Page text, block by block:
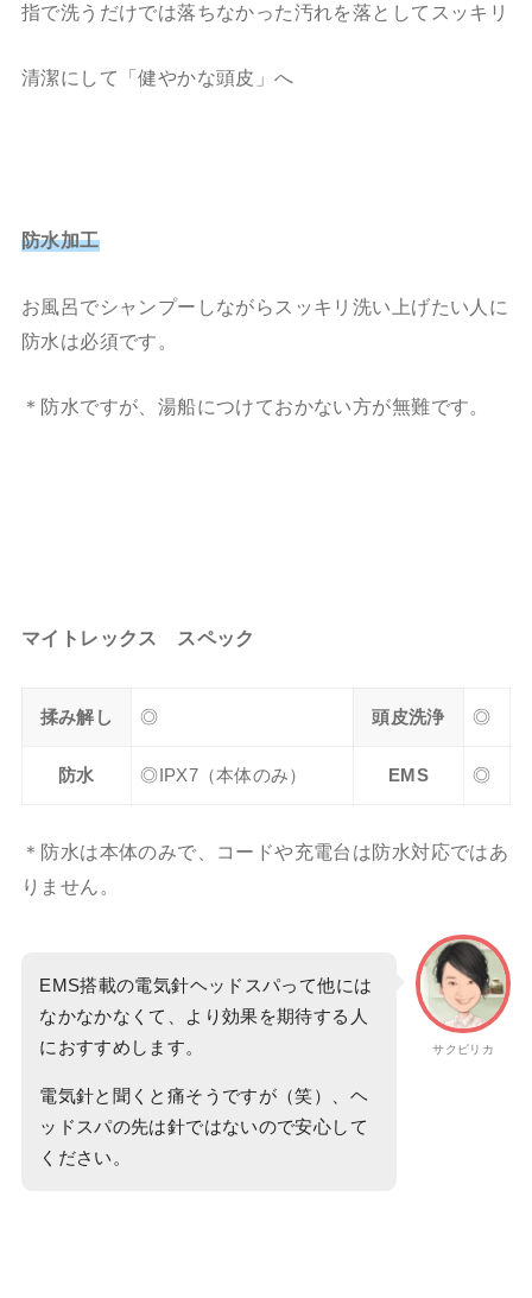
指で洗うだけでは落ちなかった汚れを落としてスッキリ
清潔にして「健やかな頭皮」へ
防水加工
お風呂でシャンプーしながらスッキリ洗い上げたい人に
防水は必須です。
＊防水ですが、湯船につけておかない方が無難です。
マイトレックス スペック
揉み解し ◎ 頭皮洗浄 ◎
防水 ◎IPX7（本体のみ） EMS ◎
＊防水は本体のみで、コードや充電台は防水対応ではあ
りません。
サクピリカ
EMS搭載の電気針ヘッドスパって他には
なかなかなくて、より効果を期待する人
におすすめします。
電気針と聞くと痛そうですが（笑）、ヘ
ッドスパの先は針ではないので安心して
ください。